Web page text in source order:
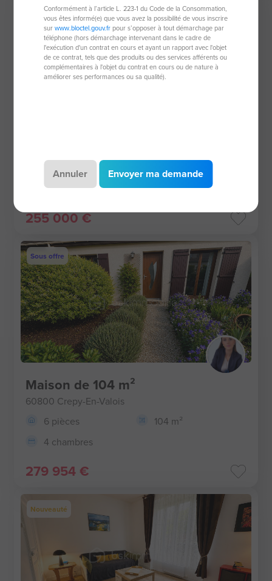
4 pièces
98 m²
3 chambres
526 m² de terrain
255 000 €
Sous offre
Maison de 104 m²
60800 Crepy-En-Valois
6 pièces
104 m²
4 chambres
279 954 €
Nouveauté
Conformément à l’article L. 223-1 du Code de la Consommation,
vous êtes informé(e) que vous avez la possibilité de vous inscrire
surwww.bloctel.gouv.frpour s’opposer à tout démarchage par
téléphone (hors démarchage intervenant dans le cadre de
l'exécution d'un contrat en cours et ayant un rapport avec l'objet
de ce contrat, tels que des produits ou des services afférents ou
complémentaires à l'objet du contrat en cours ou de nature à
améliorer ses performances ou sa qualité).
Annuler Envoyer ma demande